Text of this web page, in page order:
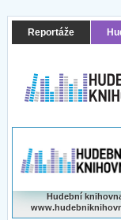
Reportáže
Hudební